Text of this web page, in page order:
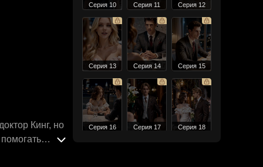
Кинг, но
Серия 10 Серия 11 Серия 12
Серия 13 Серия 14 Серия 15
Серия 16 Серия 17 Серия 18